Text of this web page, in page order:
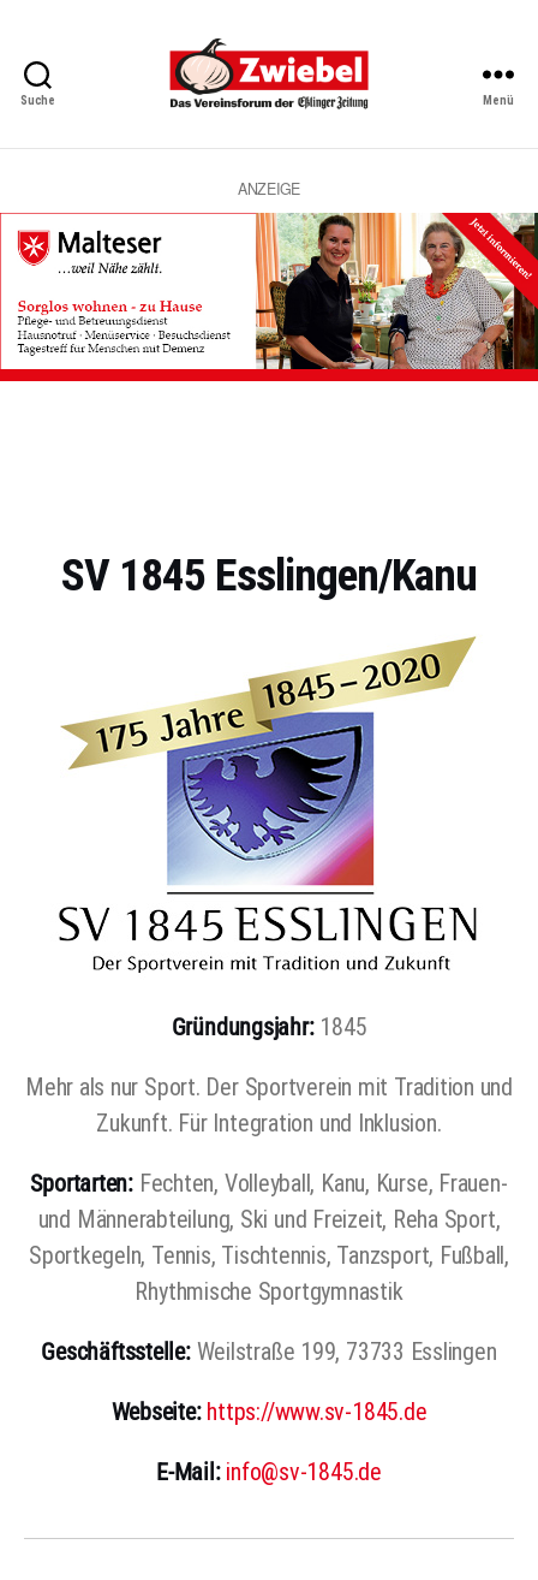
Suche
Vereinsforum
Eßlinger
Zeitung
Menü
ANZEIGE
SV 1845 Esslingen/Kanu
Gründungsjahr:1845
Mehr als nur Sport. Der Sportverein mit Tradition und
Zukunft. Für Integration und Inklusion.
Sportarten:Fechten, Volleyball, Kanu, Kurse, Frauen-
und Männerabteilung, Ski und Freizeit, Reha Sport,
Sportkegeln, Tennis, Tischtennis, Tanzsport, Fußball,
Rhythmische Sportgymnastik
Geschäftsstelle:Weilstraße 199, 73733 Esslingen
Webseite: https://www.sv-1845.de
E-Mail: info@sv-1845.de